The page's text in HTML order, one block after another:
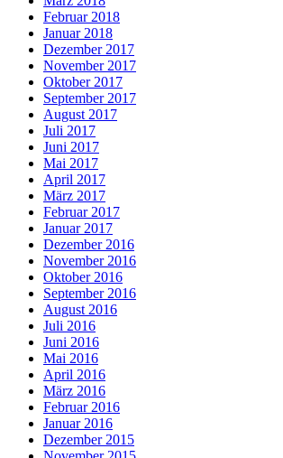
Februar 2018
Januar 2018
Dezember 2017
November 2017
Oktober 2017
September 2017
August 2017
Juli 2017
Juni 2017
Mai 2017
April 2017
März 2017
Februar 2017
Januar 2017
Dezember 2016
November 2016
Oktober 2016
September 2016
August 2016
Juli 2016
Juni 2016
Mai 2016
April 2016
März 2016
Februar 2016
Januar 2016
Dezember 2015